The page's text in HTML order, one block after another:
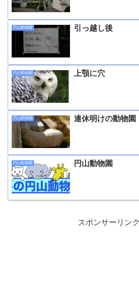
円山動物園 引っ越し後
円山動物園 上顎に穴
円山動物園 連休明けの動物園
円山動物園 円山動物園
スポンサーリンク